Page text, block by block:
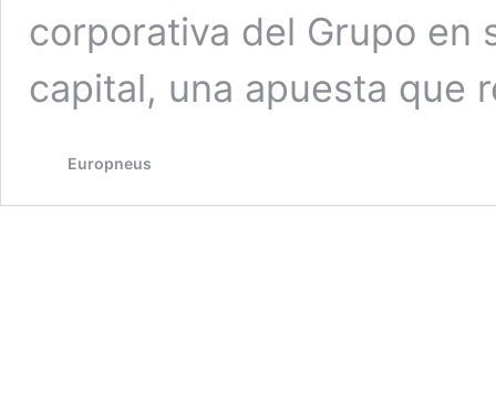
corporativa del Grupo en
capital, una apuesta que
Europneus